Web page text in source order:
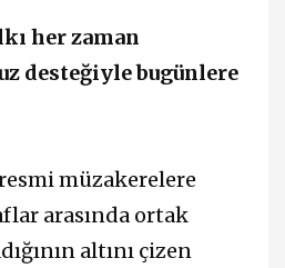
her zaman
desteğiyle bugünlere
müzakerelere
arasında ortak
altını çizen